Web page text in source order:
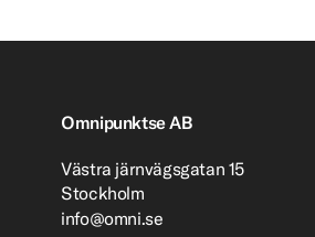
Omnipunktse AB
Västra järnvägsgatan 15
Stockholm
info@omni.se